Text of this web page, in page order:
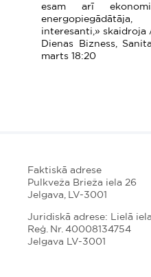
esam arī
interesanti,» skaidroja
Dienas Bizness,
marts 18:20
Faktiskā adrese
Pulkveža Brieža iela 26
Jelgava, LV-3001
Juridiskā adrese: Lielā iela
Reģ. Nr. 40008134754
Jelgava LV-3001